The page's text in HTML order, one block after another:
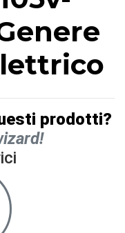
prodotti?